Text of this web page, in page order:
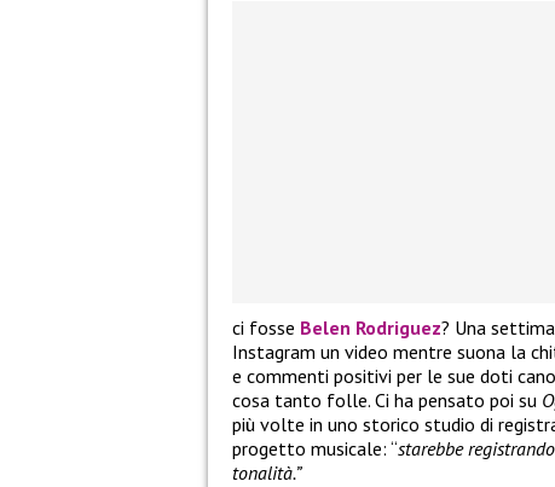
ci fosse Belen Rodriguez? Una
Instagram un video mentre suona la
e commenti positivi per le sue doti
cosa tanto folle. Ci ha pensato poi su
più volte in uno storico studio di
progetto musicale: “starebbe
tonalità.”